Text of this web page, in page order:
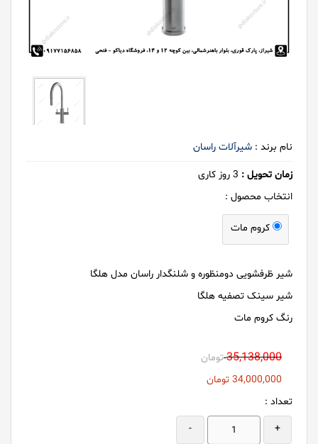
نام برند : شیرآلات راسان
زمان تحویل : 3 روز کاری
انتخاب محصول :
کروم مات
شیر ظرفشویی دومنظوره و شلنگدار راسان مدل هلگا
شیر سینک تصفیه هلگا
رنگ کروم مات
35,138,000 تومان
34,000,000 تومان
تعداد :
+
-